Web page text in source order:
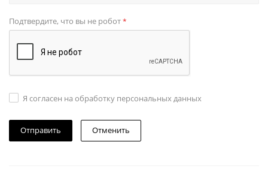
Подтвердите, что вы не робот*
Я согласен на обработку персональных данных
Отменить